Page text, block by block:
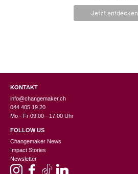
Jetzt entdecken
KONTAKT
info@changemaker.ch
044 405 19 20
Mo - Fr 09:00 - 17:00 Uhr
FOLLOW US
Changemaker News
Impact Stories
Newsletter